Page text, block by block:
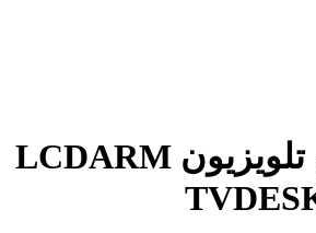
پایه رومیزی تلویزیون LCDARM